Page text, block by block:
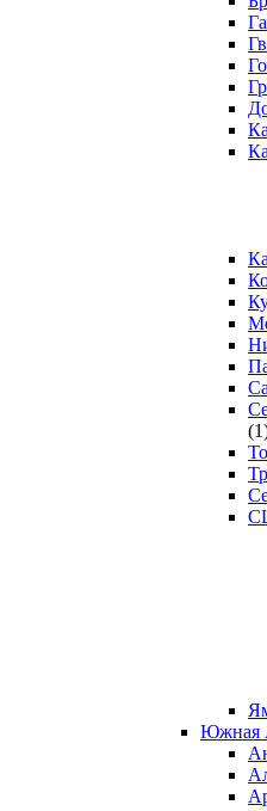
Южная